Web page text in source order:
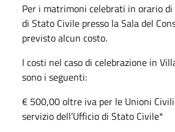
Per i matrimoni celebrati in orario di
di Stato Civile presso la Sala del
previsto alcun costo.
I costi nel caso di celebrazione in
sono i seguenti:
€ 500,00 oltre iva per le Unioni
servizio dell’Ufficio di Stato Civile*